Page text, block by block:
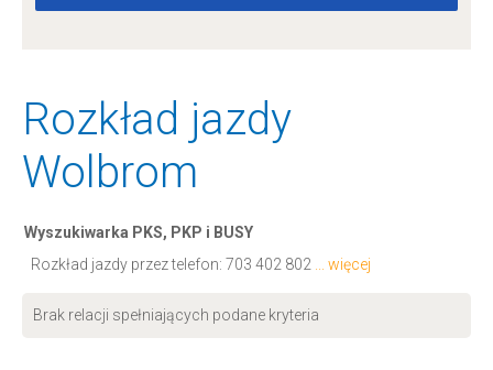
Rozkład jazdy
Wolbrom
Wyszukiwarka PKS, PKP i BUSY
Rozkład jazdy przez telefon: 703 402 802 ... więcej
Brak relacji spełniających podane kryteria